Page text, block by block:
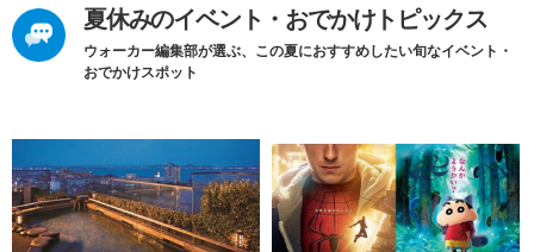
夏休みのイベント・おでかけトピックス
ウォーカー編集部が選ぶ、この夏におすすめしたい旬なイベント・
おでかけスポット